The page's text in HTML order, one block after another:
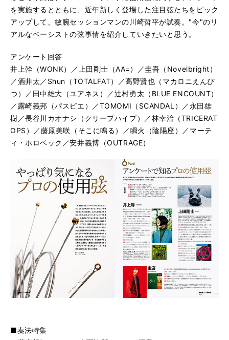
を実施するとともに、近年新しく登場した注目弦たちをピック
アップして、敏腕セッションマンの川崎哲平が試奏。"今"のリ
アルなベーシストの弦事情を紹介していきたいと思う。
アンケート回答
井上幹（WONK）／上田剛士（AA=）／圭吾（Novelbright）
／酒井太／Shun（TOTALFAT）／高野賢也（マカロニえんぴ
つ）／田中雄大（ユアネス）／辻村勇太（BLUE ENCOUNT）
／露崎義邦（パスピエ）／TOMOMI（SCANDAL）／永田雄
樹／長谷川カオナシ（クリープハイプ）／林幸治（TRICERAT
OPS）／藤原美咲（そこに鳴る）／瞬火（陰陽座）／マーテ
ィ・ホロベック／安井義博（OUTRAGE）
■奏法特集